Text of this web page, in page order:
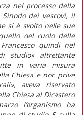
nel processo della
dei vescovi, il
si è svolto nelle sue
del ruolo delle
quindi nel
studio» altrettante
in varia misura
Chiesa e non prive
aveva riservato
Chiesa al Dicastero
l’organismo ha